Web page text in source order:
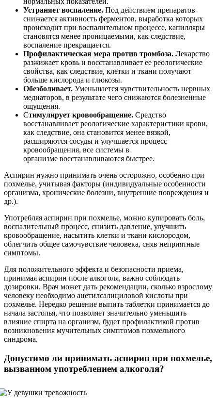
Устраняет воспаление. Под действием препаратов
снижается активность ферментов, выработка которых
происходит при воспалительном процессе, капилляры
становятся менее проницаемыми, как следствие,
воспаление прекращается.
Профилактическая мера против тромбоза. Лекарство
разжижает кровь и восстанавливает ее реологические
свойства, как следствие, клетки и ткани получают
больше кислорода и глюкозы.
Обезболивает. Уменьшается чувствительность нервных
медиаторов, в результате чего снижаются болезненные
ощущения.
Стимулирует кровообращение. Средство
восстанавливает реологические характеристики крови,
как следствие, она становится менее вязкой,
расширяются сосуды и улучшается процесс
кровообращения, все системы в
организме восстанавливаются быстрее.
Аспирин нужно принимать очень осторожно, особенно при
похмелье, учитывая факторы (индивидуальные особенности
организма, хронические болезни, внутренние повреждения и
др.).
Употребляя аспирин при похмелье, можно купировать боль,
воспалительный процесс, снизить давление, улучшить
кровообращение, насытить клетки и ткани кислородом,
облегчить общее самочувствие человека, сняв неприятные
симптомы.
Для положительного эффекта и безопасности приема,
принимая аспирин после алкоголя, важно соблюдать
дозировки. Врач может дать рекомендации, сколько взрослому
человеку необходимо ацетилсалициловой кислоты при
похмелье. Нередко решение выпить таблетки принимается до
начала застолья, что позволяет значительно уменьшить
влияние спирта на организм, будет профилактикой против
возникновения мучительных симптомов похмельного
синдрома.
Допустимо ли принимать аспирин при похмелье,
вызванном употреблением алкоголя?